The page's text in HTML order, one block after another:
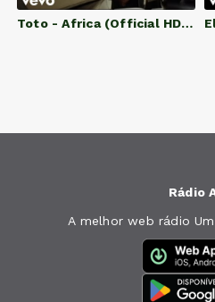
Toto - Africa (Official HD Video)
Rádio
A melhor web rádio